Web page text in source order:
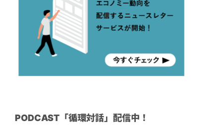
PODCAST「循環対話」配信中！